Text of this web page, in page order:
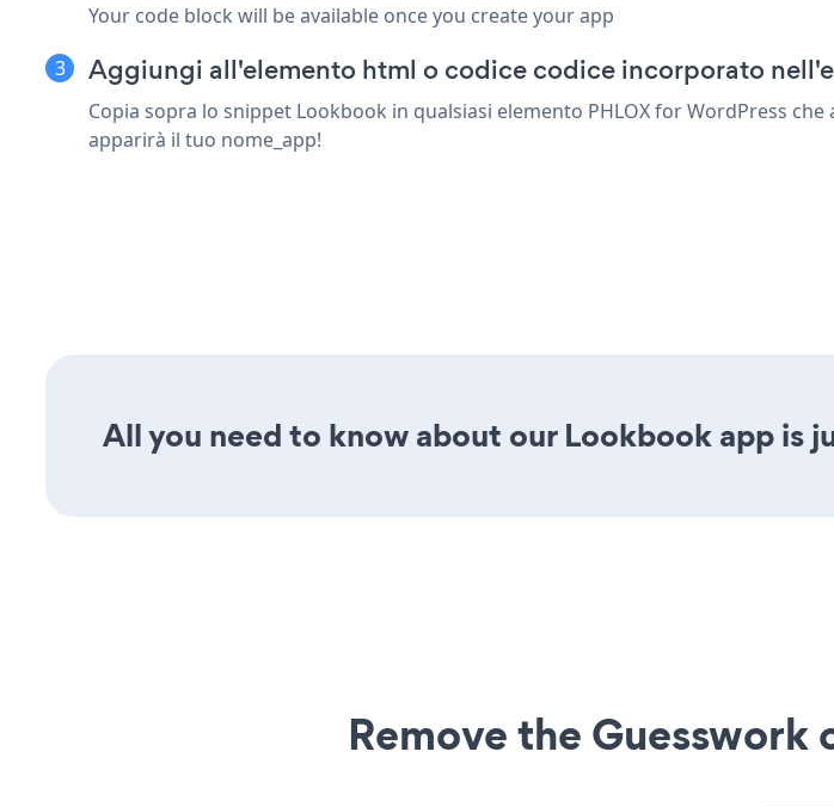
Your code block will be available once you create your app
Aggiungi all'elemento html o codice codice incorporato
Copia sopra lo snippet Lookbook in qualsiasi elemento PHLOX for WordPress
apparirà il tuo nome_app!
All you need to know about our Lookbook app is
Remove the